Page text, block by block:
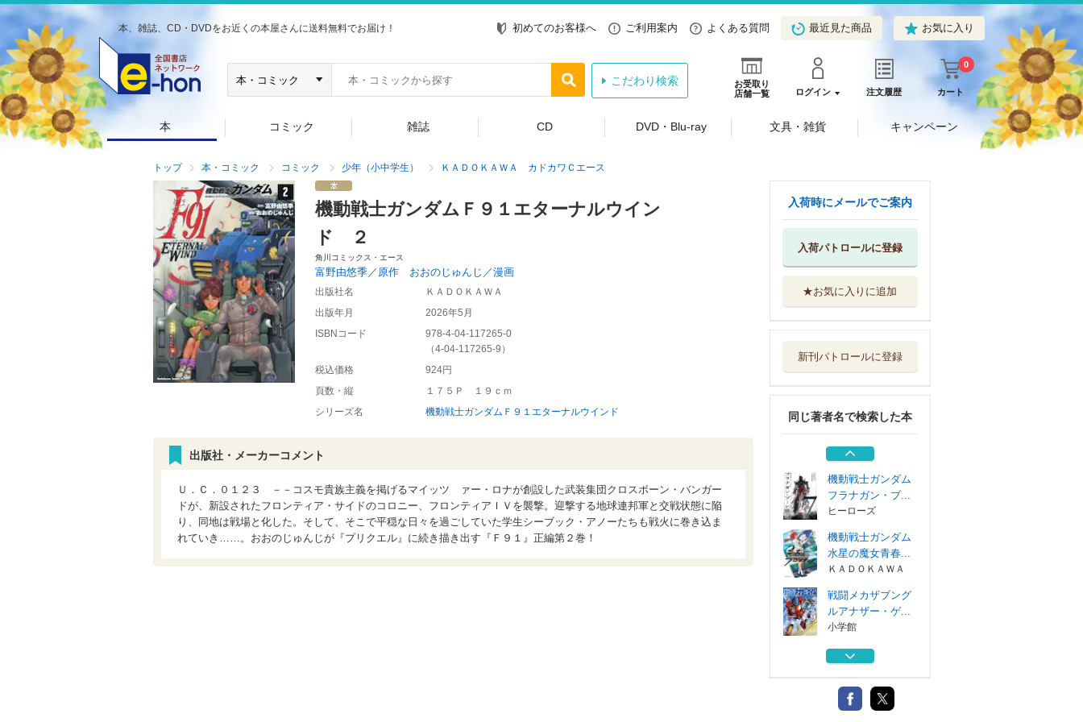
本、雑誌、CD・DVDをお近くの本屋さんに送料無料でお届け！ 初めてのお客様へ ご利用案内 よくある質問 最近見た商品 お気に入り
お受取り
店舗一覧
ログイン 注文履歴 カート
0
こだわり検索
本 コミック 雑誌 CD DVD・Blu-ray 文具・雑貨 キャンペーン
トップ 本・コミック コミック 少年（小中学生） ＫＡＤＯＫＡＷＡ カドカワＣエース
機動戦士ガンダムＦ９１エターナルウイン
ド ２
角川コミックス・エース
富野由悠季／原作 おおのじゅんじ／漫画
出版社名
ＫＡＤＯＫＡＷＡ
出版年月
2026年5月
ISBNコード
978-4-04-117265-0
（4-04-117265-9 ）
税込価格
924円
頁数・縦
１７５Ｐ １９ｃｍ
シリーズ名
機動戦士ガンダムＦ９１エターナルウインド
出版社・メーカーコメント
Ｕ．Ｃ．０１２３ －－コスモ貴族主義を掲げるマイッツ ァー・ロナが創設した武装集団クロスボーン・バンガー
ドが、新設されたフロンティア・サイドのコロニー、フロンティアＩＶを襲撃。迎撃する地球連邦軍と交戦状態に陥
り、同地は戦場と化した。そして、そこで平穏な日々を過ごしていた学生シーブック・アノーたちも戦火に巻き込ま
れていき……。おおのじゅんじが『プリクエル』に続き描き出す『Ｆ９１』正編第２巻！
入荷時にメールでご案内
入荷パトロールに登録
★お気に入りに追加
新刊パトロールに登録
同じ著者名で検索した本
戦闘メカザブング
ルアナザー・ゲ...
機動戦士ガンダム
ＫＡＤＯＫＡＷＡ
機動戦士ムーンガ
ンダム １６
ＫＡＤＯＫＡＷＡ
機動戦士ガンダム
フラナガン・ブ...
ヒーローズ
機動戦士ガンダム
水星の魔女青春...
ＫＡＤＯＫＡＷＡ
戦闘メカザブング
ルアナザー・ゲ...
小学館
機動戦士ガンダム
ＫＡＤＯＫＡＷＡ
機動戦士ムーンガ